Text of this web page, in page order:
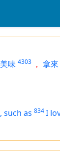
美味 4303 ， 拿來
, such as 834I